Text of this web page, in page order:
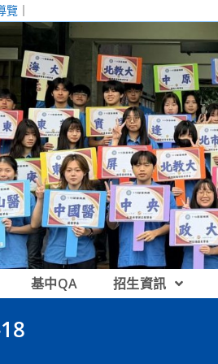
覽 ｜
基中QA 招生資訊